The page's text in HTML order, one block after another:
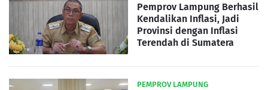
Pemprov Lampung Berhasil
Kendalikan Inflasi, Jadi
Provinsi dengan Inflasi
Terendah di Sumatera
PEMPROV LAMPUNG